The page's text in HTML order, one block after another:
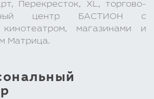
Перекресток, XL, торгово-
центр БАСТИОН с
магазинами и
Матрица.